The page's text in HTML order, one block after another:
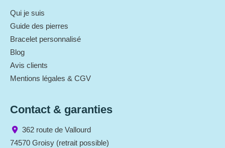
Qui je suis
Guide des pierres
Bracelet personnalisé
Blog
Avis clients
Mentions légales & CGV
Contact & garanties
362 route de Vallourd
74570 Groisy (retrait possible)